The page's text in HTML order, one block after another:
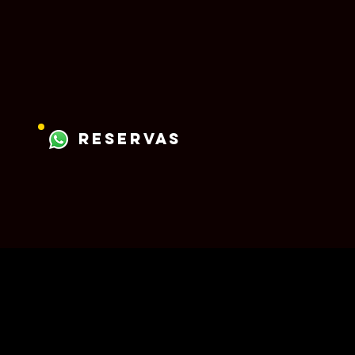
reservas